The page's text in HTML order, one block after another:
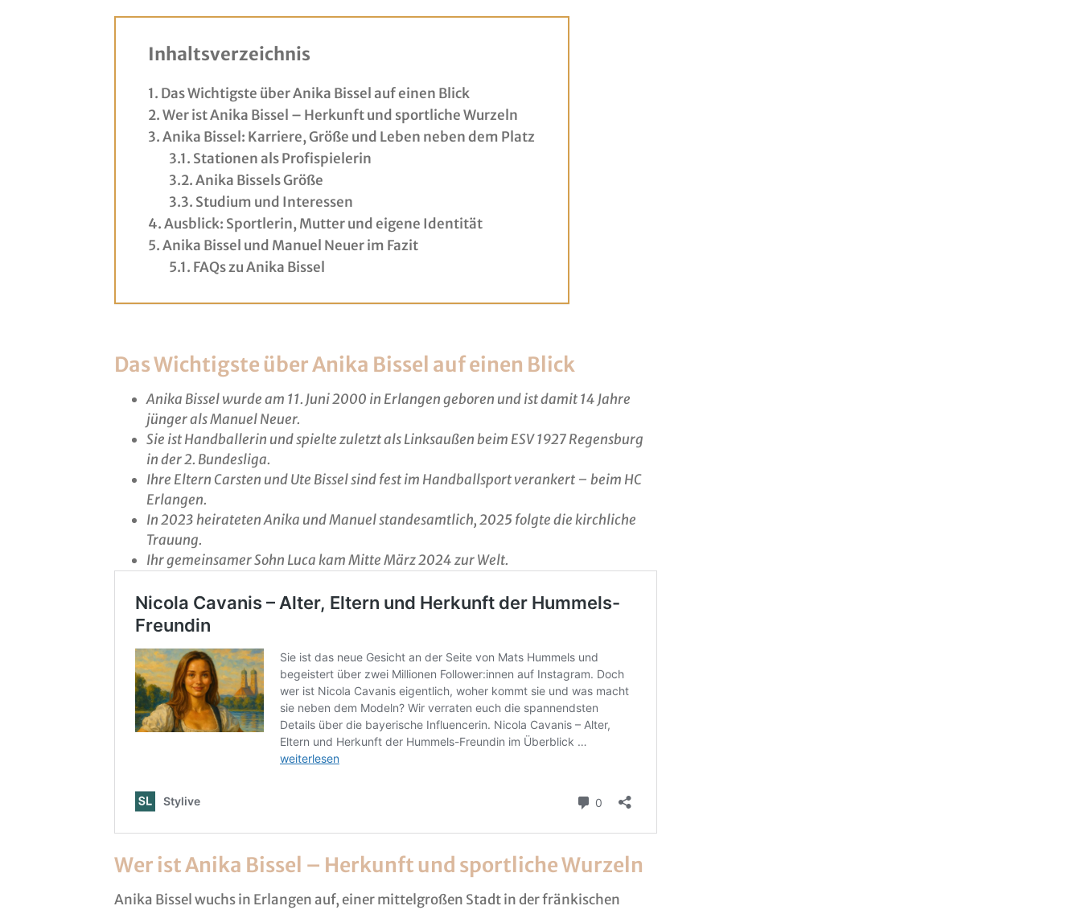
Inhaltsverzeichnis
Das Wichtigste über Anika Bissel auf einen Blick
Wer ist Anika Bissel – Herkunft und sportliche Wurzeln
Anika Bissel: Karriere, Größe und Leben neben dem Platz
Stationen als Profispielerin
Anika Bissels Größe
Studium und Interessen
Ausblick: Sportlerin, Mutter und eigene Identität
Anika Bissel und Manuel Neuer im Fazit
FAQs zu Anika Bissel
Das Wichtigste über Anika Bissel auf einen Blick
Anika Bissel wurde am 11. Juni 2000 in Erlangen geboren und ist damit 14 Jahre
jünger als Manuel Neuer.
Sie ist Handballerin und spielte zuletzt als Linksaußen beim ESV 1927 Regensburg
in der 2. Bundesliga.
Ihre Eltern Carsten und Ute Bissel sind fest im Handballsport verankert – beim HC
Erlangen.
In 2023 heirateten Anika und Manuel standesamtlich, 2025 folgte die kirchliche
Trauung.
Ihr gemeinsamer Sohn Luca kam Mitte März 2024 zur Welt.
Wer ist Anika Bissel – Herkunft und sportliche Wurzeln
Anika Bissel wuchs in Erlangen auf, einer mittelgroßen Stadt in der fränkischen